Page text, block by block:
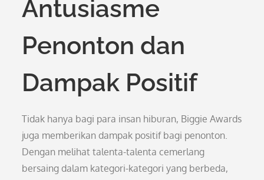
Antusiasme
Penonton dan
Dampak Positif
Tidak hanya bagi para insan hiburan, Biggie Awards
juga memberikan dampak positif bagi penonton.
Dengan melihat talenta-talenta cemerlang
bersaing dalam kategori-kategori yang berbeda,